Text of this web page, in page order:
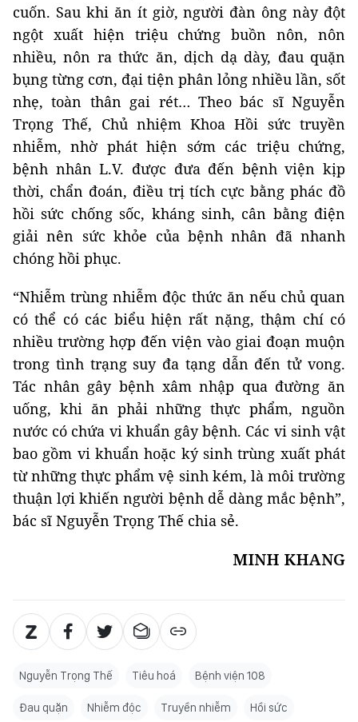
cuốn. Sau khi ăn ít giờ, người đàn ông này đột
ngột xuất hiện triệu chứng buồn nôn, nôn
nhiều, nôn ra thức ăn, dịch dạ dày, đau quặn
bụng từng cơn, đại tiện phân lỏng nhiều lần, sốt
nhẹ, toàn thân gai rét… Theo bác sĩ Nguyễn
Trọng Thế, Chủ nhiệm Khoa Hồi sức truyền
nhiễm, nhờ phát hiện sớm các triệu chứng,
bệnh nhân L.V. được đưa đến bệnh viện kịp
thời, chẩn đoán, điều trị tích cực bằng phác đồ
hồi sức chống sốc, kháng sinh, cân bằng điện
giải nên sức khỏe của bệnh nhân đã nhanh
chóng hồi phục.
“Nhiễm trùng nhiễm độc thức ăn nếu chủ quan
có thể có các biểu hiện rất nặng, thậm chí có
nhiều trường hợp đến viện vào giai đoạn muộn
trong tình trạng suy đa tạng dẫn đến tử vong.
Tác nhân gây bệnh xâm nhập qua đường ăn
uống, khi ăn phải những thực phẩm, nguồn
nước có chứa vi khuẩn gây bệnh. Các vi sinh vật
bao gồm vi khuẩn hoặc ký sinh trùng xuất phát
từ những thực phẩm vệ sinh kém, là môi trường
thuận lợi khiến người bệnh dễ dàng mắc bệnh”,
bác sĩ Nguyễn Trọng Thế chia sẻ.
MINH KHANG
Nguyễn Trọng Thế Tiêu hoá Bệnh viện 108
Đau quặn Nhiễm độc Truyền nhiễm Hồi sức